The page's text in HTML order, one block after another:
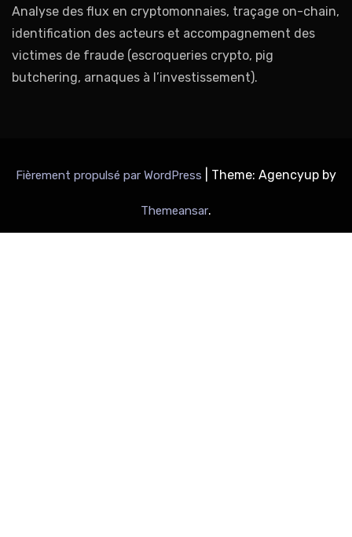
Analyse des flux en cryptomonnaies, traçage on-chain,
identification des acteurs et accompagnement des
victimes de fraude (escroqueries crypto, pig
butchering, arnaques à l’investissement).
Fièrement propulsé par WordPress Theme: Agencyup by
Themeansar.